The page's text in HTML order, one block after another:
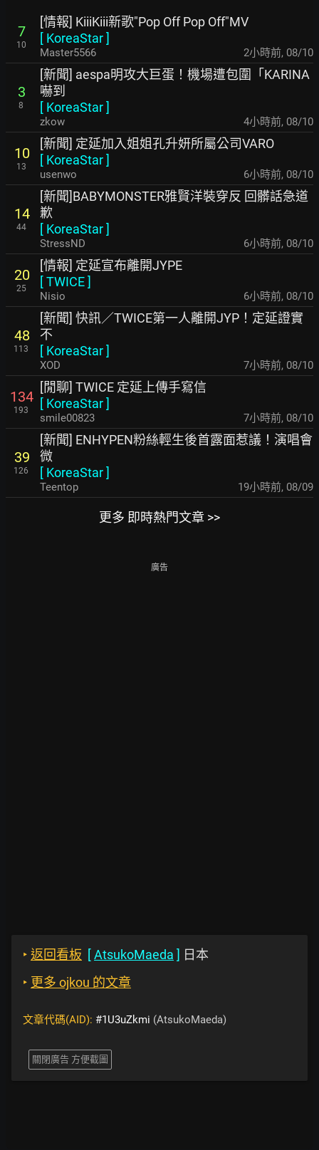
7
10
[情報] KiiiKiii新歌"Pop Off Pop Off"MV
[ KoreaStar]
Master5566 2小時前, 08/10
3
8
[新聞] aespa明攻大巨蛋！機場遭包圍「KARINA
嚇到
[ KoreaStar]
zkow 4小時前, 08/10
10
13
[新聞] 定延加入姐姐孔升妍所屬公司VARO
[ KoreaStar]
usenwo 6小時前, 08/10
14
44
[新聞]BABYMONSTER雅賢洋裝穿反 回髒話急道
歉
[ KoreaStar]
StressND 6小時前, 08/10
20
25
[情報] 定延宣布離開JYPE
[TWICE]
Nisio 6小時前, 08/10
48
113
[新聞] 快訊／TWICE第一人離開JYP！定延證實
不
[ KoreaStar]
XOD 7小時前, 08/10
134
193
[閒聊] TWICE 定延上傳手寫信
[ KoreaStar]
smile00823 7小時前, 08/10
39
126
[新聞] ENHYPEN粉絲輕生後首露面惹議！演唱會
微
[ KoreaStar]
Teentop 19小時前, 08/09
更多 即時熱門文章 >>
廣告
‣ 返回看板 [AtsukoMaeda ] 日本
‣ 更多 ojkou 的文章
文章代碼(AID): #1U3uZkmi (AtsukoMaeda)
關閉廣告 方便截圖